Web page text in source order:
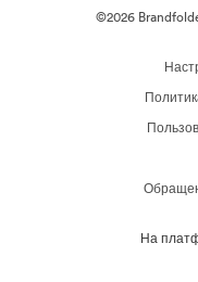
©2026
На